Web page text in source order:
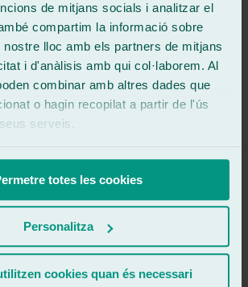
de mitjans socials i analitzar el
compartim la informació sobre
lloc amb els partners de mitjans
i d'anàlisis amb qui col·laborem. Al
combinar amb altres dades que
o hagin recopilat a partir de l'ús
serveis.
totes les cookies
Personalitza
cookies quan és necessari
seguro
30 minutos y nos encargamos de la gestión